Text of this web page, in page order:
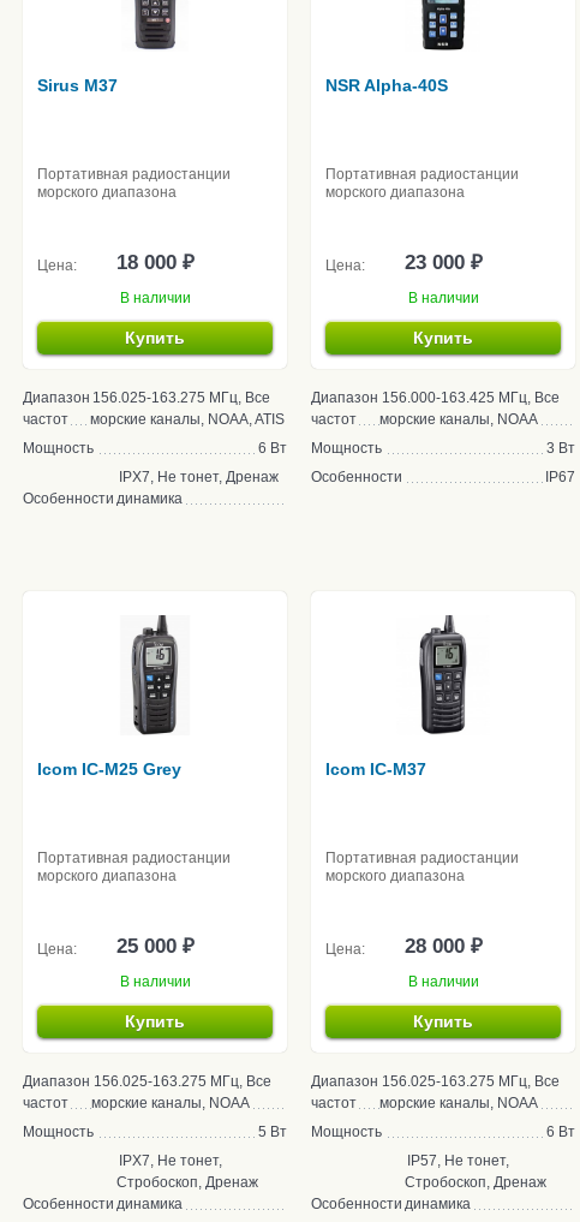
Sirus M37
Портативная радиостанции
морского диапазона
Цена: 18 000 ₽
В наличии
Купить
Диапазон
частот
156.025-163.275 МГц, Все
морские каналы, NOAA, ATIS
Мощность
6 Вт
Особенности
IPX7, Не тонет, Дренаж
динамика
NSR Alpha-40S
Портативная радиостанции
морского диапазона
Цена: 23 000 ₽
В наличии
Купить
Диапазон
частот
156.000-163.425 МГц, Все
морские каналы, NOAA
Мощность
3 Вт
Особенности
IP67
Icom IC-M25 Grey
Портативная радиостанции
морского диапазона
Цена: 25 000 ₽
В наличии
Купить
Диапазон
частот
156.025-163.275 МГц, Все
морские каналы, NOAA
Мощность
5 Вт
Особенности
IPX7, Не тонет,
Стробоскоп, Дренаж
динамика
Icom IC-M37
Портативная радиостанции
морского диапазона
Цена: 28 000 ₽
В наличии
Купить
Диапазон
частот
156.025-163.275 МГц, Все
морские каналы, NOAA
Мощность
6 Вт
Особенности
IP57, Не тонет,
Стробоскоп, Дренаж
динамика